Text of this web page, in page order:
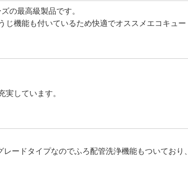
の最高級製品です。
機能も付いているため快適でオススメエコキュ
実しています。
ードタイプなのでふろ配管洗浄機能もついてお